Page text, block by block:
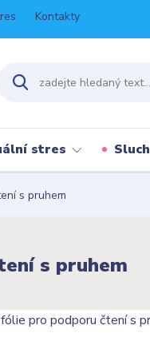
Kontakty
stres Sluch
s pruhem
s pruhem